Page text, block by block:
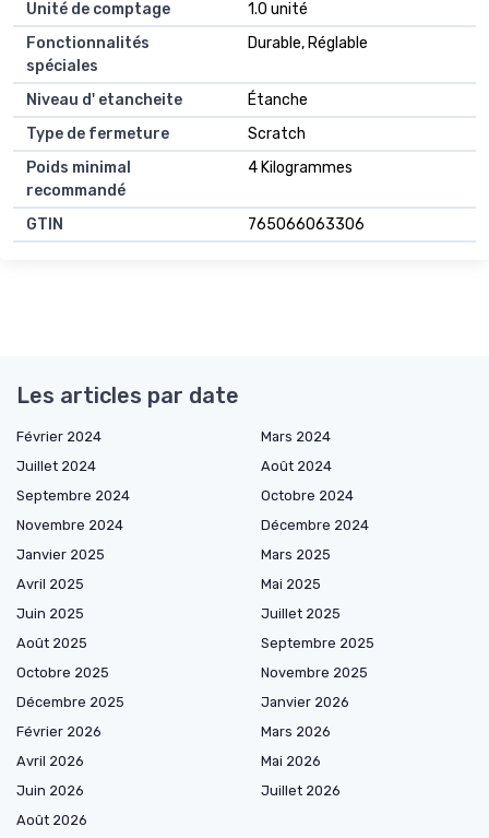
Unité de comptage
1.0 unité
Fonctionnalités
spéciales
Durable, Réglable
Niveau d' etancheite
Étanche
Type de fermeture
Scratch
Poids minimal
recommandé
4 Kilogrammes
GTIN 765066063306
Les articles par date
Février 2024
Mars 2024
Juillet 2024
Août 2024
Septembre 2024
Octobre 2024
Novembre 2024
Décembre 2024
Janvier 2025
Mars 2025
Avril 2025
Mai 2025
Juin 2025
Juillet 2025
Août 2025
Septembre 2025
Octobre 2025
Novembre 2025
Décembre 2025
Janvier 2026
Février 2026
Mars 2026
Avril 2026
Mai 2026
Juin 2026
Juillet 2026
Août 2026